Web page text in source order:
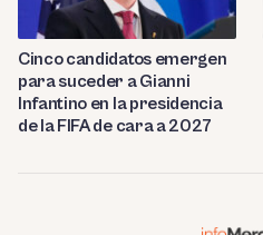
Cinco candidatos emergen
para suceder a Gianni
Infantino en la presidencia
de la FIFA de cara a 2027